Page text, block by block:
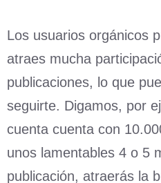
Los usuarios orgánicos
atraes mucha
publicaciones, lo que
seguirte. Digamos, por
cuenta cuenta con
unos lamentables 4 o 5
publicación, atraerás la